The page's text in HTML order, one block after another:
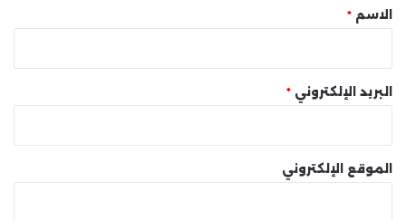
* الاسم *
البريد الإلكتروني *
الموقع الإلكتروني